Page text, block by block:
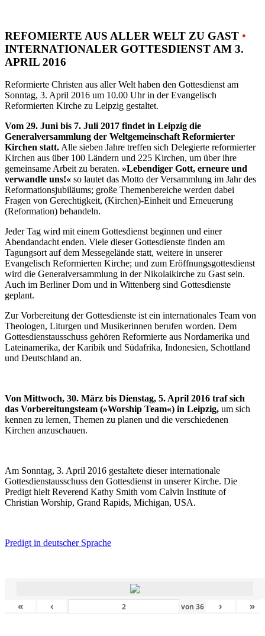
REFOMIERTE AUS ALLER WELT ZU GAST •
INTERNATIONALER GOTTESDIENST AM 3.
APRIL 2016
Reformierte Christen aus aller Welt haben den Gottesdienst am
Sonntag, 3. April 2016 um 10.00 Uhr in der Evangelisch
Reformierten Kirche zu Leipzig gestaltet.
Vom 29. Juni bis 7. Juli 2017 findet in Leipzig die
Generalversammlung der Weltgemeinschaft Reformierter
Kirchen statt.Alle sieben Jahre treffen sich Delegierte reformierter
Kirchen aus über 100 Ländern und 225 Kirchen, um über ihre
gemeinsame Arbeit zu beraten. »Lebendiger Gott, erneure und
verwandle uns!« so lautet das Motto der Versammlung im Jahr des
Reformationsjubiläums; große Themenbereiche werden dabei
Fragen von Gerechtigkeit, (Kirchen)-Einheit und Erneuerung
(Reformation) behandeln.
Jeder Tag wird mit einem Gottesdienst beginnen und einer
Abendandacht enden. Viele dieser Gottesdienste finden am
Tagungsort auf dem Messegelände statt, weitere in unserer
Evangelisch Reformierten Kirche; und zum Eröffnungsgottesdienst
wird die Generalversammlung in der Nikolaikirche zu Gast sein.
Auch im Berliner Dom und in Wittenberg sind Gottesdienste
geplant.
Zur Vorbereitung der Gottesdienste ist ein internationales Team von
Theologen, Liturgen und Musikerinnen berufen worden. Dem
Gottesdienstausschuss gehören Reformierte aus Nordamerika und
Lateinamerika, der Karibik und Südafrika, Indonesien, Schottland
und Deutschland an.
Von Mittwoch, 30. März bis Dienstag, 5. April 2016 traf sich
das Vorbereitungsteam (»Worship Team«) in Leipzig, um sich
kennen zu lernen, Themen zu planen und die verschiedenen
Kirchen anzuschauen.
Am Sonntag, 3. April 2016 gestaltete dieser internationale
Gottesdienstausschuss den Gottesdienst in unserer Kirche. Die
Predigt hielt Reverend Kathy Smith vom Calvin Institute of
Christian Worship, Grand Rapids, Michigan, USA.
Predigt in deutscher Sprache
« ‹ von36 › »